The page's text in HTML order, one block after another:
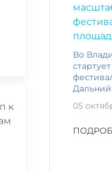
Во
Дальний
05